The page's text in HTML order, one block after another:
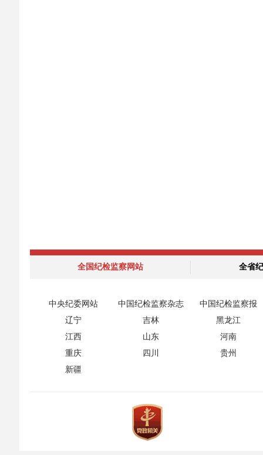
全国纪检监察网站 全省
中央纪委网站 中国纪检监察杂志
中国纪检监察报
辽宁
吉林
黑龙江
江西
山东
河南
重庆
四川
贵州
新疆